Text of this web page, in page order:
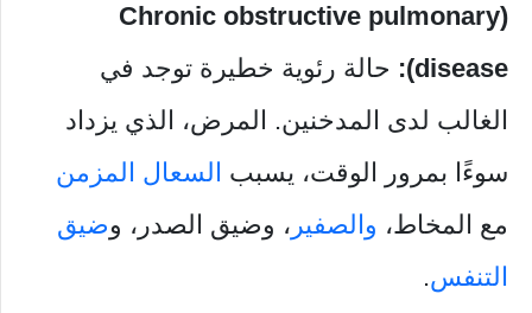
(Chronic obstructive pulmonary
disease):
حالة رئوية خطيرة توجد في
الغالب لدى المدخنين. المرض، الذي يزداد
سوءًا بمرور الوقت، يسبب السعال المزمن
مع المخاط، والصفير ، وضيق الصدر، وضيق
التنفس.